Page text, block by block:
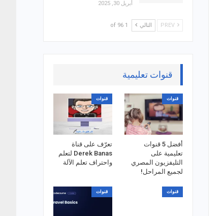
أبريل 30, 2025
التالي 1 of 96
قنوات تعليمية
قنوات
أفضل 5 قنوات
تعليمية على
التليفزيون المصري
لجميع المراحل!
قنوات
تعرّف على قناة
Derek Banas لتعلم
واحتراف تعلم الآلة
قنوات قنوات